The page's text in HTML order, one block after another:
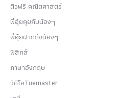
ติวฟรี คณิตศาสตร์
พี่อุ๋ยคุยกับน้องๆ
พี่อุ๋ยฝากถึงน้องๆ
ฟิสิกส์
ภาษาอังกฤษ
วีดีโอTuemaster